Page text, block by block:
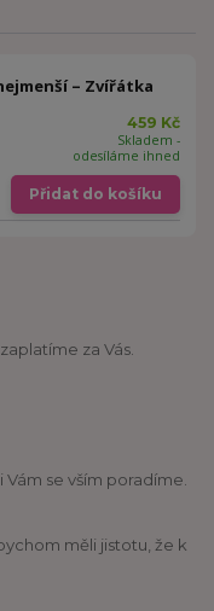
– Zvířátka
459 Kč
Skladem -
odesíláme ihned
Přidat do košíku
za Vás.
se vším poradíme.
měli jistotu, že k